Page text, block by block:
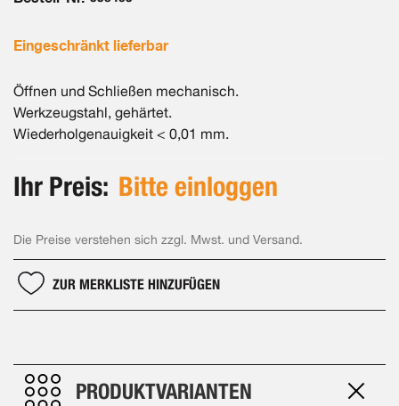
Eingeschränkt lieferbar
Öffnen und Schließen mechanisch.
Werkzeugstahl, gehärtet.
Wiederholgenauigkeit < 0,01 mm.
Ihr Preis: Bitte einloggen
Die Preise verstehen sich zzgl. Mwst. und Versand.
ZUR MERKLISTE HINZUFÜGEN
PRODUKTVARIANTEN